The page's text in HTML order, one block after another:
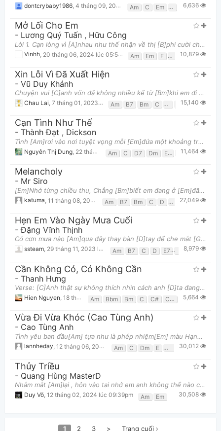
Thông tin chung
dontcrybaby1986 4 tháng 09, 2024 lúc 11:09am Am C Em F G6,636
Mở Lối Cho Em
- Lương Quý Tuấn , Hữu Công
Lời 1. Cạn lòng vì [A]nhau như thế nhận về thị [B]phi cười chê Anh chẳng được [G#m]chút thoải mái
Vinhh 20 tháng 06, 2024 lúc 05:51pm Am Em F G 10,879
Xin Lỗi Vì Đã Xuất Hiện
- Vũ Duy Khánh
Chuyện vui [C]anh vốn đã không nhiều kể từ [Bm]khi em đi Cuộc sống [Am]vẫn trải qua đơn [D]điệu chẳ
Chau Lai 7 tháng 01, 2023 lúc 10:30pm Am B7 Bm C D Em G
15,140
Cạn Tình Như Thế
- Thành Đạt , Dickson
Tình [Am]rơi vào nơi tuyệt vọng mỗi [Em]đứa một khoảng trời rộng Bình [F]phong anh chỉ là tấm bia
Nguyễn Thị Dung 22 tháng 08, 2023 lúc 05:59am Am C D7 Dm E7 Em F G
11,464
Melancholy
- Mr Siro
[Em]Nhớ từng chiều thu, Chẳng [Bm]biết em đang ở [Em]đâu... Lòng ngổn [C]ngang những lo [D]âu ướt
katuma 11 tháng 08, 2013 lúc 02:03pm Am B7 Bm C D Em F# G
27,049
Hẹn Em Vào Ngày Mưa Cuối
-Đặng Vĩnh Thịnh
Có cơn mưa nào [Am]qua đây thay bàn [D]tay để che mắt [G]anh, không nhìn [C]thấy Hình bóng của [Am]
ssteam, 29 tháng 11, 2023 lúc 09:59pm Am B7 C D E7 Em G
8,979
Cần Không Có, Có Không Cần
- Thanh Hưng
Verse: [C]Anh thật sự không thích nhìn cách anh [D]ta đang khiến em đau lòng [Bm]Nếu là anh sẽ kh
Hien Nguyen 18 tháng 11, 2020 lúc 09:17pm Am Bbm Bm C C# Cm D D#
5,664
Vừa Đi Vừa Khóc (Cao Tùng Anh)
- Cao Tùng Anh
Tình yêu ban đầu[Am] tựa như là phép nhiệm[Em] màu Hạnh phúc đơn sơ[F] là những chiếc ôm đầu[C] tiê
lannheday 12 tháng 06, 2014 lúc 10:47am Am C Dm E Em F G
30,012
Thủy Triều
- Quang Hùng MasterD
Nhắm mắt [Am]lại , hôn vào tai nhớ em anh không thể nào cai Cuốn lấy [Em]nhau như sóng dập dìu anh
Duy Võ, 12 tháng 02, 2024 lúc 09:39pm Am Em 30,508
1 2 3 > Trang cuối ›